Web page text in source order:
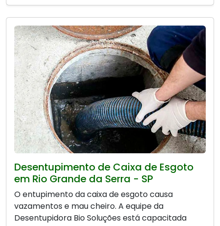
Desentupimento de Caixa de Esgoto
em Rio Grande da Serra - SP
O entupimento da caixa de esgoto causa
vazamentos e mau cheiro. A equipe da
Desentupidora Bio Soluções está capacitada